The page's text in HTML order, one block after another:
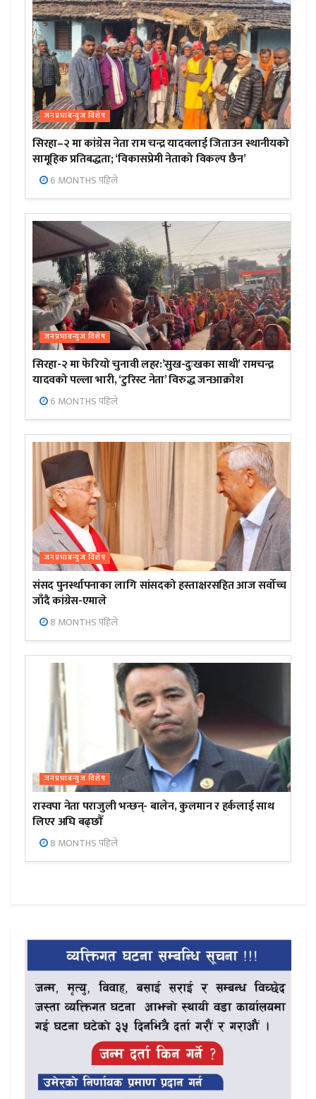
जनप्रभाबन्युज विशेष
सिरहा–२ मा कांग्रेस नेता राम चन्द्र यादवलाई जिताउन स्थानीयको
सामूहिक प्रतिबद्धता; ‘विकासप्रेमी नेताको विकल्प छैन’
6 MONTHS पहिले
जनप्रभाबन्युज विशेष
सिरहा-२ मा फेरियो चुनावी लहर:’सुख-दुःखका साथी’ रामचन्द्र
यादवको पल्ला भारी, ‘टुरिस्ट नेता’ विरुद्ध जनआक्रोश
6 MONTHS पहिले
जनप्रभाबन्युज विशेष
संसद पुनर्स्थापनाका लागि सांसदको हस्ताक्षरसहित आज सर्वोच्च
जाँदै कांग्रेस-एमाले
8 MONTHS पहिले
जनप्रभाबन्युज विशेष
रास्वपा नेता पराजुली भन्छन्- बालेन, कुलमान र हर्कलाई साथ
लिएर अघि बढ्छौँ
8 MONTHS पहिले